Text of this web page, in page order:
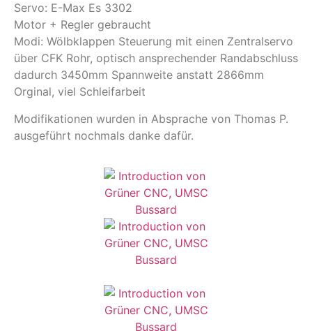
Servo: E-Max Es 3302
Motor + Regler gebraucht
Modi: Wölbklappen Steuerung mit einen Zentralservo
über CFK Rohr, optisch ansprechender Randabschluss
dadurch 3450mm Spannweite anstatt 2866mm
Orginal, viel Schleifarbeit
Modifikationen wurden in Absprache von Thomas P.
ausgeführt nochmals danke dafür.